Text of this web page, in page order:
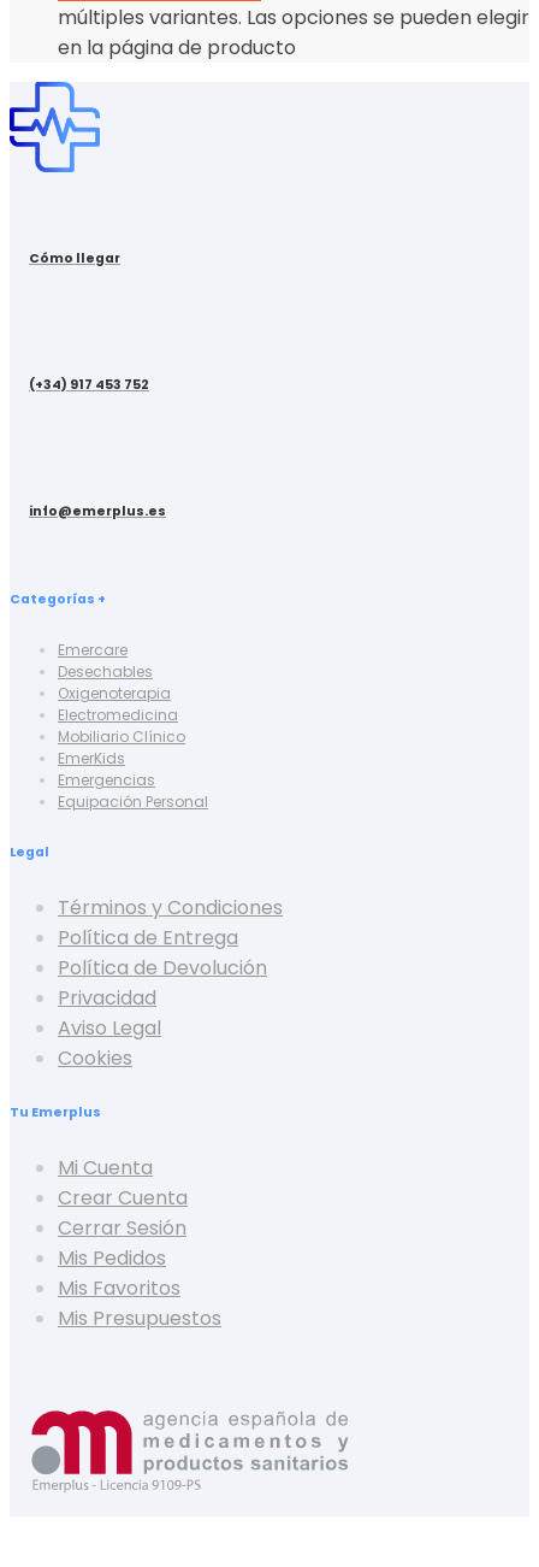
múltiples variantes. Las opciones se pueden elegir
en la página de producto
Cómo llegar
(+34) 917 453 752
info@emerplus.es
Categorías +
Emercare
Desechables
Oxigenoterapia
Electromedicina
Mobiliario Clínico
EmerKids
Emergencias
Equipación Personal
Legal
Términos y Condiciones
Política de Entrega
Política de Devolución
Privacidad
Aviso Legal
Cookies
Tu Emerplus
Mi Cuenta
Crear Cuenta
Cerrar Sesión
Mis Pedidos
Mis Favoritos
Mis Presupuestos